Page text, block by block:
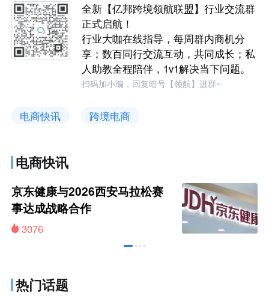
全新【亿邦跨境领航联盟】行业交流群
正式启航！
行业大咖在线指导，每周群内商机分
享；数百同行交流互动，共同成长；私
人助教全程陪伴，1v1解决当下问题。
扫码加小编，回复暗号【领航】进群~
电商快讯 跨境电商
电商快讯
京东健康与2026西安马拉松赛
事达成战略合作
3076
热门话题